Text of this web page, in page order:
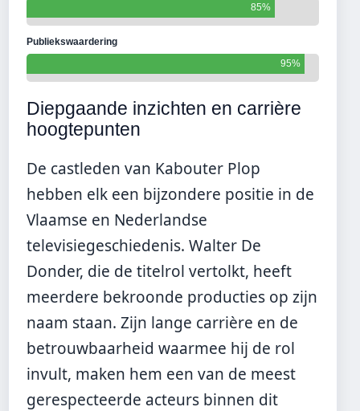
85%
Publiekswaardering
95%
Diepgaande inzichten en carrière
hoogtepunten
De castleden van Kabouter Plop
hebben elk een bijzondere positie in de
Vlaamse en Nederlandse
televisiegeschiedenis. Walter De
Donder, die de titelrol vertolkt, heeft
meerdere bekroonde producties op zijn
naam staan. Zijn lange carrière en de
betrouwbaarheid waarmee hij de rol
invult, maken hem een van de meest
gerespecteerde acteurs binnen dit